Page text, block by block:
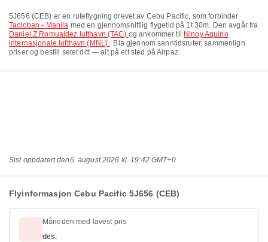
5J656 (CEB) er en ruteflygning drevet av Cebu Pacific, som forbinder
Tacloban - Manila med en gjennomsnittlig flygetid på 1t 30m. Den avgår fra
Daniel Z Romualdez lufthavn (TAC) og ankommer til
Ninoy Aquino
internasjonale lufthavn (MNL) . Bla gjennom sanntidsruter, sammenlign
priser og bestill setet ditt — alt på ett sted på Airpaz.
Sist oppdatert den6. august 2026 kl. 19:42 GMT+0
Flyinformasjon Cebu Pacific 5J656 (CEB)
Måneden med lavest pris
des.